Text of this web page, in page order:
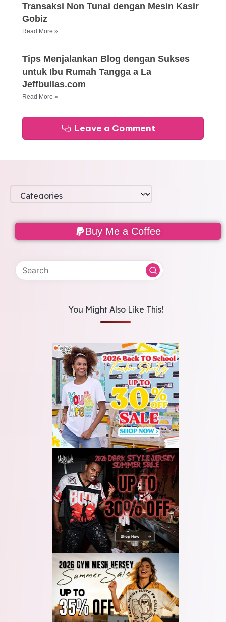
Transaksi Non Tunai dengan Mesin Kasir
Gobiz
Read More »
Tips Menjalankan Blog dengan Sukses
untuk Ibu Rumah Tangga a La
Jeffbullas.com
Read More »
Leave a Comment
Buy Me a Coffee
You Might Also Like This!